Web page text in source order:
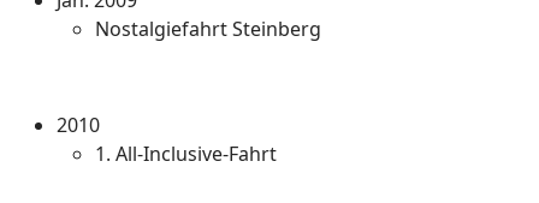
Nostalgiefahrt Steinberg
2010
1. All-Inclusive-Fahrt